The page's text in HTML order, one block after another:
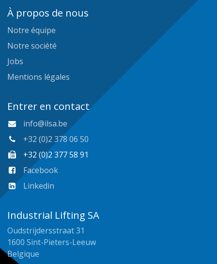
À propos de nous
Notre équipe
Notre société
Jobs
Mentions légales
Entrer en contact
info@ilsa.be
+32 (0)2 378 06 50
+32 (0)2 377 58 91
Facebook
Linkedin
Industrial Lifting SA
Oudstrijdersstraat 31
1600 Sint-Pieters-Leeuw
Belgique